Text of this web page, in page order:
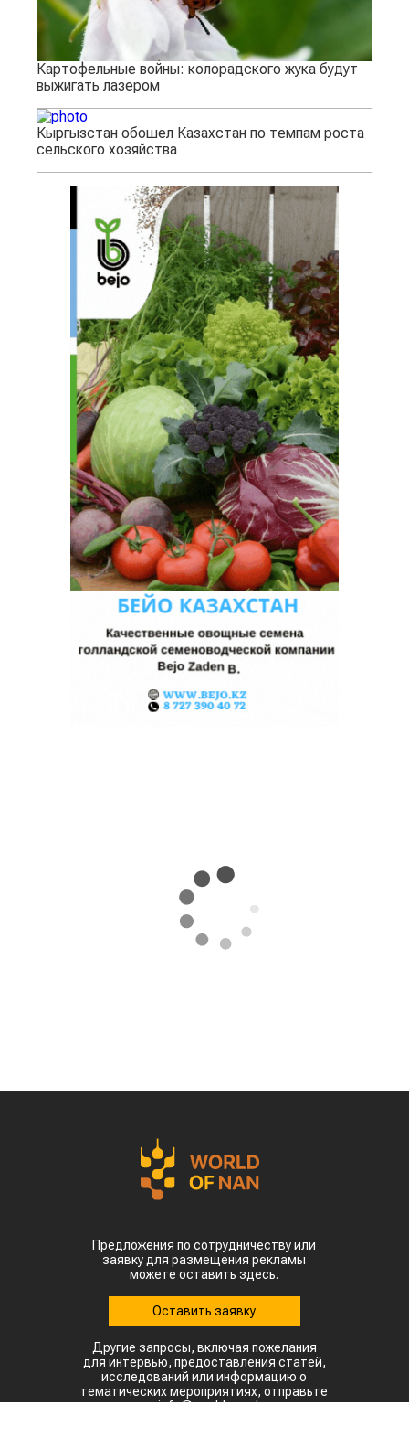
Картофельные войны: колорадского жука будут
выжигать лазером
Кыргызстан обошел Казахстан по темпам роста
сельского хозяйства
Предложения по сотрудничеству или
заявку для размещения рекламы
можете оставить здесь.
Оставить заявку
Другие запросы, включая пожелания
для интервью, предоставления статей,
исследований или информацию о
тематических мероприятиях, отправьте
на: info@world-nan.kz